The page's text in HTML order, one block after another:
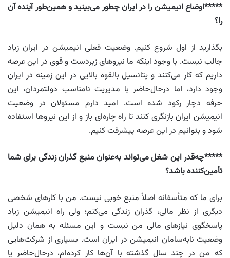
*****اوضاع انیمیشن را در ایران چطور می‌بینید و همین‌طور آینده آن
را؟
بگذارید از اول شروع کنیم. وضعیت فعلی انیمیشن در ایران زیاد
جالب نیست. با وجود اینکه ما نیروهای زبردست و قوی در این عرصه
داریم که کار می‌کنند و پتانسیل بالقوه بالایی در این زمینه در ایران
وجود دارد، اما درحال‌حاضر با مدیریت نامناسب دولتمردان، این
حرفه دچار رکود شده است. امید دارم مسئولان در وضعیت
انیمیشن ایران بازنگری کنند تا راه چاره‌ای باز و از این نیروها استفاده
شود و بتوانیم در این عرصه پیشرفت کنیم.
*****چه‌قدر این شغل می‌تواند به‌عنوان منبع گذران زندگی برای شما
تأمین‌کننده باشد؟
برای ما که متأسفانه اصلاً منبع خوبی نیست. من با کارهای شخصی
دیگری از نظر مالی، گذران زندگی می‌کنم؛ ولی راه انیمیشن زیاد
پاسخگوی نیازهای مالی من نیست و این مسئله به همان دلیل
وضعیت نابه‌سامان انیمیشن در ایران است. بسیاری از شرکت‌هایی
که من در چند سال گذشته با آن‌ها کار کرده‌ام، درحال‌حاضر یا